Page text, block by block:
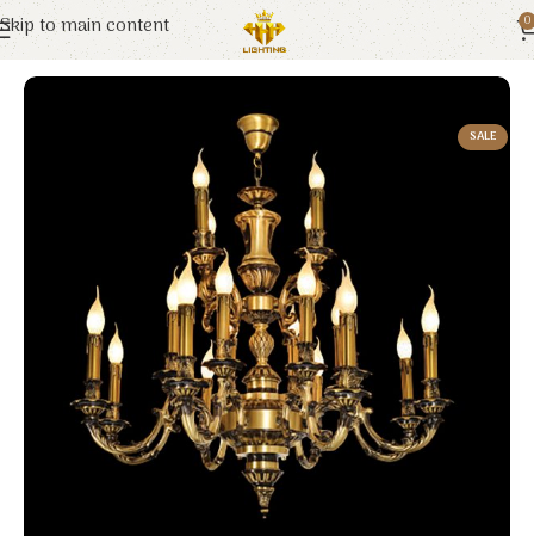
Skip to main content 0
Trang chủ Euroto Đèn Trang Trí
SALE